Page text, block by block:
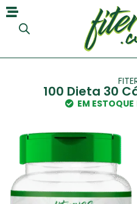
100 Dieta 30
EM ESTOQUE